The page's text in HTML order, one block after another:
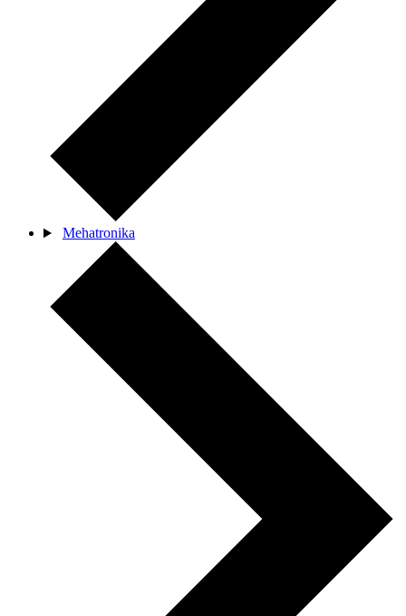
Mehatronika